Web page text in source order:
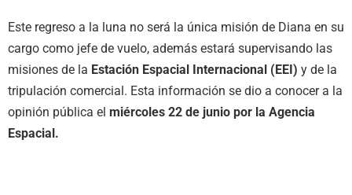
Este regreso a la luna no será la única misión de Diana en su
cargo como jefe de vuelo, además estará supervisando las
misiones de la Estación Espacial Internacional (EEI) y de la
tripulación comercial. Esta información se dio a conocer a la
opinión pública el miércoles 22 de junio por la Agencia
Espacial.